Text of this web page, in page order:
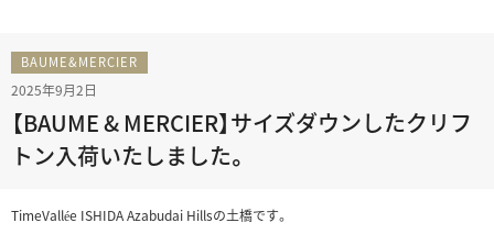
BAUME&MERCIER
2025年9月2日
【BAUME & MERCIER】サイズダウンしたクリフ
トン入荷いたしました。
TimeVallée ISHIDA Azabudai Hillsの土橋です。